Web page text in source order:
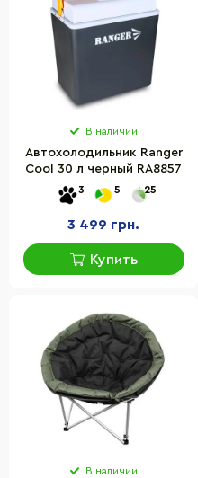
В наличии
Автохолодильник Ranger
Cool 30 л черный RA8857
3 5 25
3 499 грн.
Купить
В наличии